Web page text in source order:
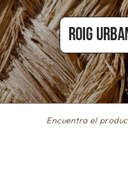
ROIG
Encuentra el